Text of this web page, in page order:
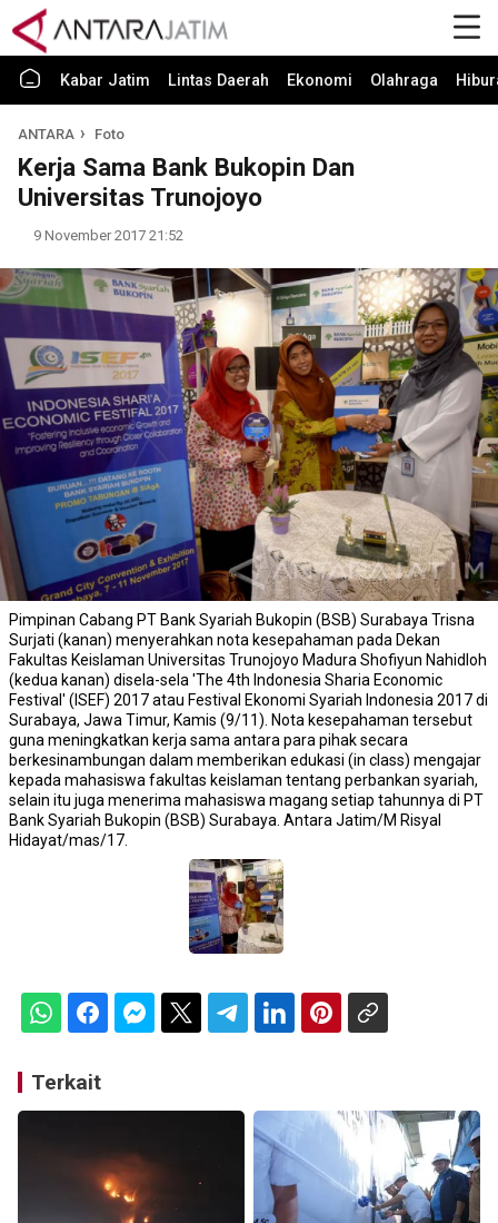
Kabar Jatim Lintas Daerah Ekonomi Olahraga
ANTARA Foto
Kerja Sama Bank Bukopin Dan
Universitas Trunojoyo
9 November 2017 21:52
Pimpinan Cabang PT Bank Syariah Bukopin (BSB) Surabaya Trisna
Surjati (kanan) menyerahkan nota kesepahaman pada Dekan
Fakultas Keislaman Universitas Trunojoyo Madura Shofiyun Nahidloh
(kedua kanan) disela-sela 'The 4th Indonesia Sharia Economic
Festival' (ISEF) 2017 atau Festival Ekonomi Syariah Indonesia 2017 di
Surabaya, Jawa Timur, Kamis (9/11). Nota kesepahaman tersebut
guna meningkatkan kerja sama antara para pihak secara
berkesinambungan dalam memberikan edukasi (in class) mengajar
kepada mahasiswa fakultas keislaman tentang perbankan syariah,
selain itu juga menerima mahasiswa magang setiap tahunnya di PT
Bank Syariah Bukopin (BSB) Surabaya. Antara Jatim/M Risyal
Hidayat/mas/17.
Terkait